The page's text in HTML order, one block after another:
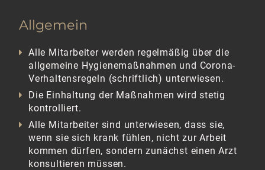
Allgemein
Alle Mitarbeiter werden regelmäßig über die
allgemeine Hygienemaßnahmen und Corona-
Verhaltensregeln (schriftlich) unterwiesen.
Die Einhaltung der Maßnahmen wird stetig
kontrolliert.
Alle Mitarbeiter sind unterwiesen, dass sie,
wenn sie sich krank fühlen, nicht zur Arbeit
kommen dürfen, sondern zunächst einen Arzt
konsultieren müssen.